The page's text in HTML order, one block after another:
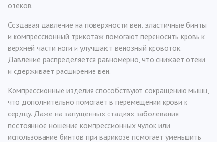
отеков.
Создавая давление на поверхности вен, эластичные бинты
и компрессионный трикотаж помогают переносить кровь к
верхней части ноги и улучшают венозный кровоток.
Давление распределяется равномерно, что снижает отеки
и сдерживает расширение вен.
Компрессионные изделия способствуют сокращению мышц,
что дополнительно помогает в перемещении крови к
сердцу. Даже на запущенных стадиях заболевания
постоянное ношение компрессионных чулок или
использование бинтов при варикозе помогает уменьшить